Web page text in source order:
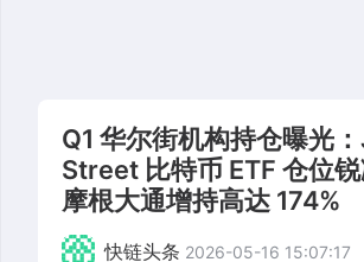
Q1 华尔街机构持仓曝光
Street 比特币 ETF 仓位锐
摩根大通增持高达 174%
快链头条 2026-05-16 15:07:17